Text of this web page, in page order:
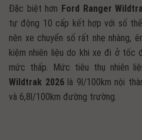
Đặc biệt hơn Ford Ranger
tự động 10 cấp kết hợp với số
nên xe chuyển số rất nhẹ nhàng,
kiệm nhiên liệu do khi xe đi ở tốc
mức thấp. Mức tiêu thụ nhiên
Wildtrak 2026là 9l/100km nội
và 6,8l/100km đường trường.